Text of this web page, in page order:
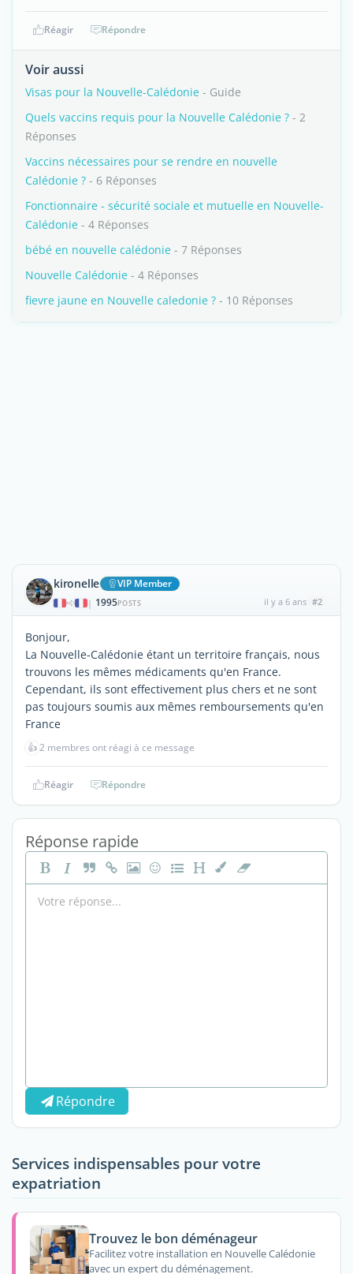
Réagir Répondre
Voir aussi
Visas pour la Nouvelle-Calédonie - Guide
Quels vaccins requis pour la Nouvelle Calédonie ? - 2
Réponses
Vaccins nécessaires pour se rendre en nouvelle
Calédonie ? - 6 Réponses
Fonctionnaire - sécurité sociale et mutuelle en Nouvelle-
Calédonie - 4 Réponses
bébé en nouvelle calédonie - 7 Réponses
Nouvelle Calédonie - 4 Réponses
fievre jaune en Nouvelle caledonie ? - 10 Réponses
kironelle VIP Member
| 1995POSTS il y a 6 ans #2
Bonjour,
La Nouvelle-Calédonie étant un territoire français, nous
trouvons les mêmes médicaments qu'en France.
Cependant, ils sont effectivement plus chers et ne sont
pas toujours soumis aux mêmes remboursements qu'en
France
👍2 membres ont réagi à ce message
Réagir Répondre
Réponse rapide
Répondre
Services indispensables pour votre
expatriation
Trouvez le bon déménageur
Facilitez votre installation en Nouvelle Calédonie
avec un expert du déménagement.